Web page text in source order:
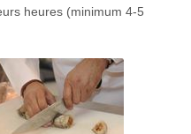
heures (minimum 4-5